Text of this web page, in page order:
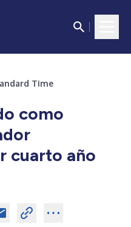
Time
como
cuarto año